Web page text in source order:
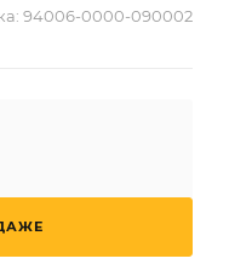
94006-0000-090002